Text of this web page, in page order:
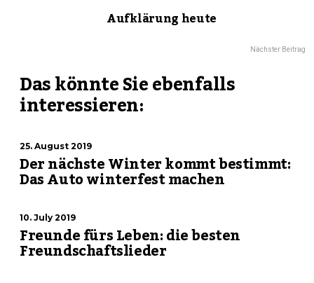
Aufklärung heute
Nächster Beitrag
Das könnte Sie ebenfalls
interessieren:
25. August 2019
Der nächste Winter kommt bestimmt:
Das Auto winterfest machen
10. July 2019
Freunde fürs Leben: die besten
Freundschaftslieder